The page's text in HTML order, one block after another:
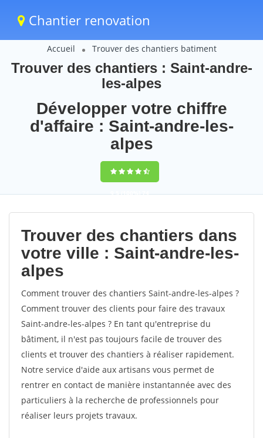
Chantier renovation
Accueil Trouver des chantiers batiment
Trouver des chantiers : Saint-andre-
les-alpes
Développer votre chiffre
d'affaire : Saint-andre-les-
alpes
9,5(100%)74
votes
Trouver des chantiers dans
votre ville : Saint-andre-les-
alpes
Comment trouver des chantiers Saint-andre-les-alpes ?
Comment trouver des clients pour faire des travaux
Saint-andre-les-alpes ? En tant qu'entreprise du
bâtiment, il n'est pas toujours facile de trouver des
clients et trouver des chantiers à réaliser rapidement.
Notre service d'aide aux artisans vous permet de
rentrer en contact de manière instantannée avec des
particuliers à la recherche de professionnels pour
réaliser leurs projets travaux.